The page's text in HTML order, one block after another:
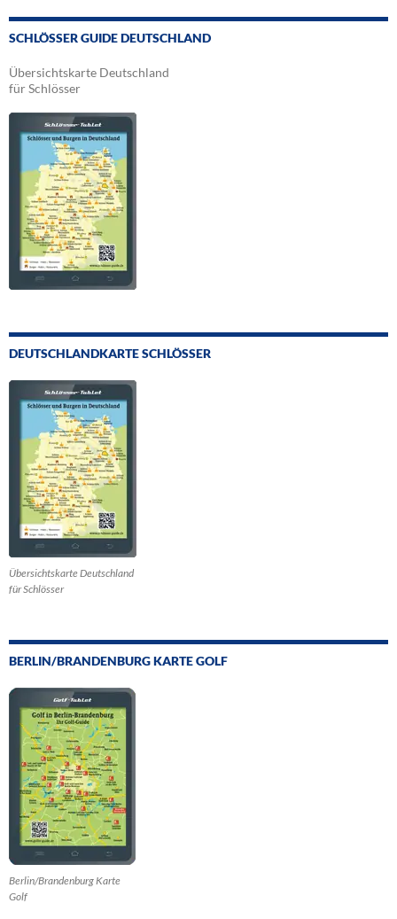
SCHLÖSSER GUIDE DEUTSCHLAND
Übersichtskarte Deutschland
für Schlösser
DEUTSCHLANDKARTE SCHLÖSSER
Übersichtskarte Deutschland
für Schlösser
BERLIN/BRANDENBURG KARTE GOLF
Berlin/Brandenburg Karte
Golf